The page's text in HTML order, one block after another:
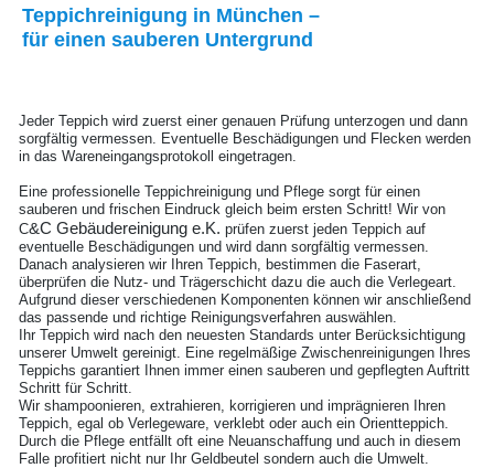
Teppichreinigung in München –
für einen sauberen Untergrund
Jeder Teppich wird zuerst einer genauen Prüfung unterzogen und dann
sorgfältig vermessen. Eventuelle Beschädigungen und Flecken werden
in das Wareneingangsprotokoll eingetragen.
Eine professionelle Teppichreinigung und Pflege sorgt für einen
sauberen und frischen Eindruck gleich beim ersten Schritt! Wir von
C&C Gebäudereinigung e.K.prüfen zuerst jeden Teppich auf
eventuelle Beschädigungen und wird dann sorgfältig vermessen.
Danach analysieren wir Ihren Teppich, bestimmen die Faserart,
überprüfen die Nutz- und Trägerschicht dazu die auch die Verlegeart.
Aufgrund dieser verschiedenen Komponenten können wir anschließend
das passende und richtige Reinigungsverfahren auswählen.
Ihr Teppich wird nach den neuesten Standards unter Berücksichtigung
unserer Umwelt gereinigt. Eine regelmäßige Zwischenreinigungen Ihres
Teppichs garantiert Ihnen immer einen sauberen und gepflegten Auftritt
Schritt für Schritt.
Wir shampoonieren, extrahieren, korrigieren und imprägnieren Ihren
Teppich, egal ob Verlegeware, verklebt oder auch ein Orientteppich.
Durch die Pflege entfällt oft eine Neuanschaffung und auch in diesem
Falle profitiert nicht nur Ihr Geldbeutel sondern auch die Umwelt.